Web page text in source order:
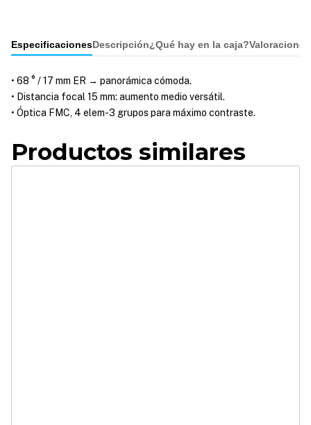
EspecificacionesDescripción¿Qué hay en la caja?
• 68 ° / 17 mm ER → panorámica cómoda.
• Distancia focal 15 mm: aumento medio versátil.
• Óptica FMC, 4 elem-3 grupos para máximo contraste.
Productos similares